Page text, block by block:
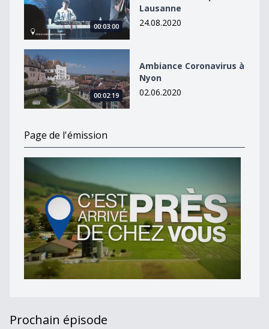
00:03:00
Lausanne
24.08.2020
Ambiance Coronavirus à Nyon
00:02:19
Ambiance Coronavirus à
Nyon
02.06.2020
Page de l'émission
Prochain épisode